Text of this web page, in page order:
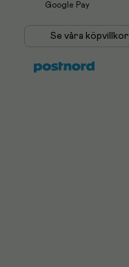
Google Pay
Se våra köpvillkor